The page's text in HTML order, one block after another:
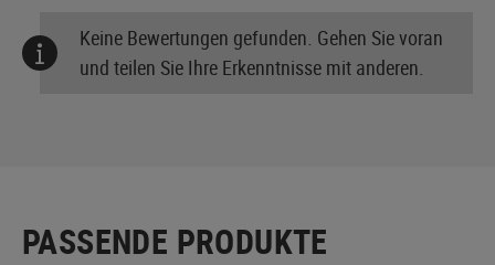
Keine Bewertungen gefunden. Gehen Sie voran
und teilen Sie Ihre Erkenntnisse mit anderen.
PASSENDE PRODUKTE